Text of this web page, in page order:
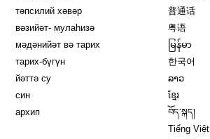
тәпсилий хәвәр
вәзийәт- мулаһизә
мәдәнийәт вә тарих
тарих-бүгүн
йәттә су
син
архип
普通话
粤语
မြန်မာ
한국어
ລາວ
ខ្មែរ
བོད་སྐད།
Tiếng Việt